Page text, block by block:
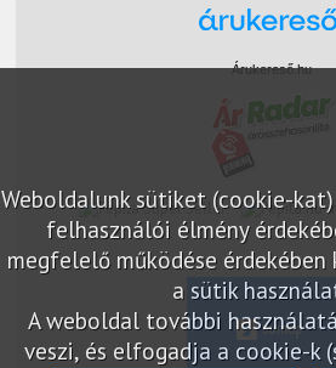
Weboldalunk sütiket (cookie-
felhasználói élmény
megfelelő működése érdekében
a sütik
A weboldal további
veszi, és elfogadja a cookie-k
Árukereső.hu